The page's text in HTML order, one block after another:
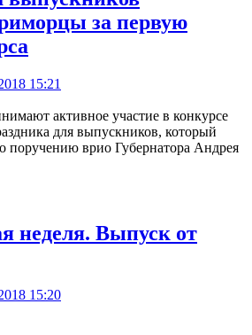
за первую
15:21
активное участие в конкурсе
для выпускников, который
поручению врио Губернатора Андрея
неделя. Выпуск от
15:20